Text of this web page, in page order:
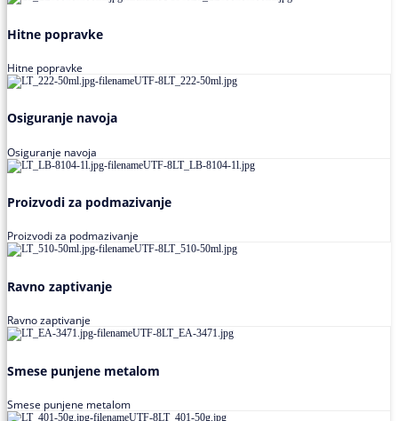
Hitne popravke
Hitne popravke
Osiguranje navoja
Osiguranje navoja
Proizvodi za podmazivanje
Proizvodi za podmazivanje
Ravno zaptivanje
Ravno zaptivanje
Smese punjene metalom
Smese punjene metalom